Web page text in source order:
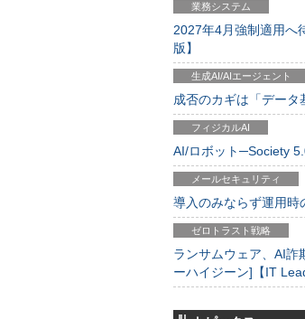
業務システム
2027年4月強制適用へ
版】
生成AI/AIエージェント
成否のカギは「データ
フィジカルAI
AI/ロボット─Society
メールセキュリティ
導入のみならず運用時
ゼロトラスト戦略
ランサムウェア、AI
ーハイジーン]【IT